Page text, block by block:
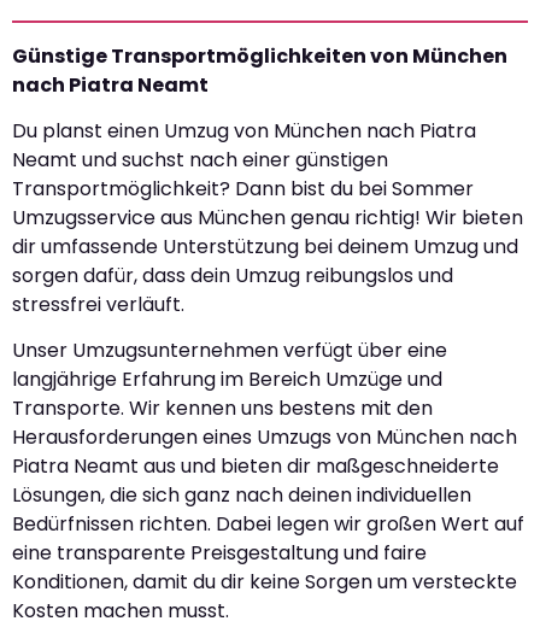
Günstige Transportmöglichkeiten von München
nach Piatra Neamt
Du planst einen Umzug von München nach Piatra
Neamt und suchst nach einer günstigen
Transportmöglichkeit? Dann bist du bei Sommer
Umzugsservice aus München genau richtig! Wir bieten
dir umfassende Unterstützung bei deinem Umzug und
sorgen dafür, dass dein Umzug reibungslos und
stressfrei verläuft.
Unser Umzugsunternehmen verfügt über eine
langjährige Erfahrung im Bereich Umzüge und
Transporte. Wir kennen uns bestens mit den
Herausforderungen eines Umzugs von München nach
Piatra Neamt aus und bieten dir maßgeschneiderte
Lösungen, die sich ganz nach deinen individuellen
Bedürfnissen richten. Dabei legen wir großen Wert auf
eine transparente Preisgestaltung und faire
Konditionen, damit du dir keine Sorgen um versteckte
Kosten machen musst.